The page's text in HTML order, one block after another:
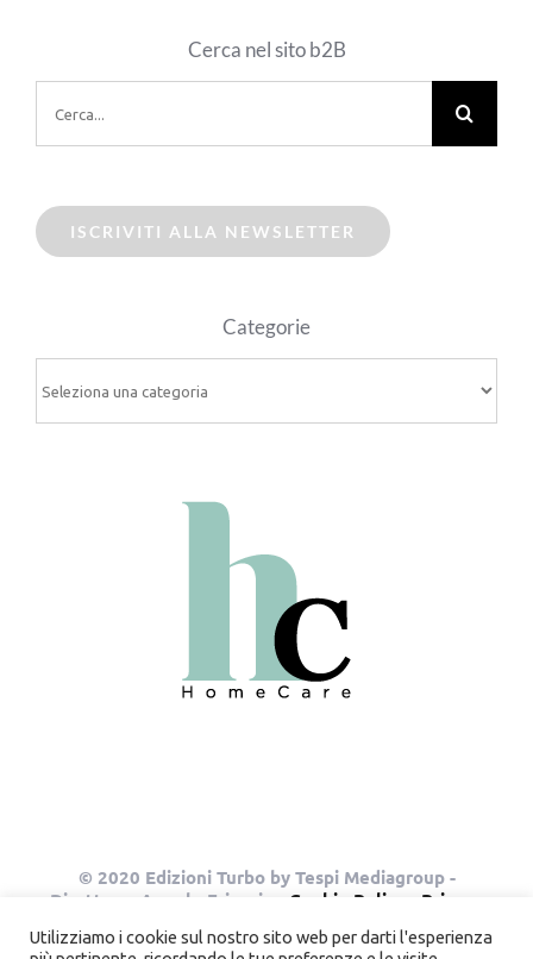
Cerca nel sito b2B
per:
ISCRIVITI ALLA NEWSLETTER
Categorie
© 2020 Edizioni Turbo by Tespi Mediagroup -
Direttore: Angelo Frigerio - Cookie Policy
Privacy
Utilizziamo i cookie sul nostro sito web per darti l'esperienza